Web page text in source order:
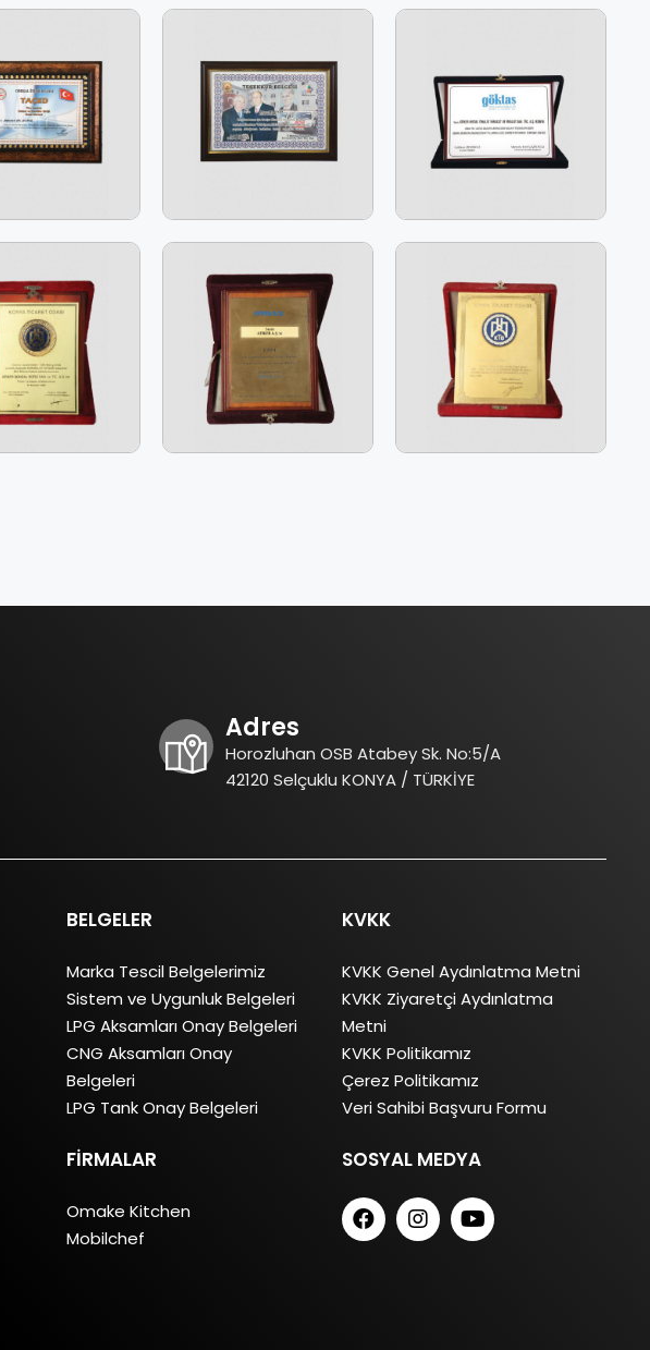
Adres
Horozluhan OSB Atabey Sk. No:5/A
42120 Selçuklu KONYA / TÜRKİYE
BELGELER
Marka Tescil Belgelerimiz
Sistem ve Uygunluk Belgeleri
LPG Aksamları Onay Belgeleri
CNG Aksamları Onay
Belgeleri
LPG Tank Onay Belgeleri
FIRMALAR
Omake Kitchen
Mobilchef
KVKK
KVKK Genel Aydınlatma Metni
KVKK Ziyaretçi Aydınlatma
Metni
KVKK Politikamız
Çerez Politikamız
Veri Sahibi Başvuru Formu
SOSYAL MEDYA